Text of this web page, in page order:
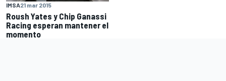
IMSA21 mar 2015
Roush Yates y Chip Ganassi
Racing esperan mantener el
momento